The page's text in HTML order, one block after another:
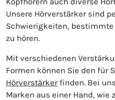
Unsere Hörverstärker sind
Schwierigkeiten, bestimmte
zu hören.
Mit verschiedenen
Formen können Sie den für
Hörverstärkerfinden. Bei
Marken aus einer Hand, wie